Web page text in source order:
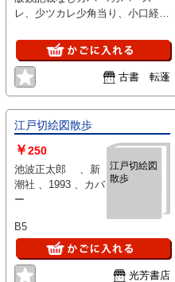
レ、少ツカレ少角当り、小口経年
古書 転蓬
江戸切絵図散歩
江戸切絵図
散歩
￥250
池波正太郎 、新
潮社 、1993 、カバ
ー
B5
光芳書店